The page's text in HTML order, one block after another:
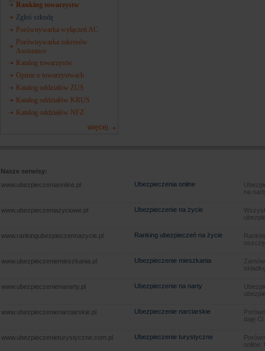
Ranking towarzystw
Zgłoś szkodę
Porównywarka wyłączeń AC
Porównywarka zakresów
Assistance
Katalog towarzystw
Opinie o towarzystwach
Katalog oddziałów ZUS
Katalog oddziałów KRUS
Katalog oddziałów NFZ
więcej
Nasze serwisy:
www.ubezpieczeniaonline.pl
Ubezpieczenia online
na
www.ubezpieczeniazyciowe.pl Ubezpieczenie na życie
www.rankingubezpieczennazycie.pl Ranking ubezpieczeń na życie
www.ubezpieczeniemieszkania.pl Ubezpieczenie mieszkania
www.ubezpieczenienanarty.pl Ubezpieczenie na narty
www.ubezpieczenienarciarskie.pl Ubezpieczenie narciarskie
daję
www.ubezpieczenieturystyczne.com.pl Ubezpieczenie turystyczne